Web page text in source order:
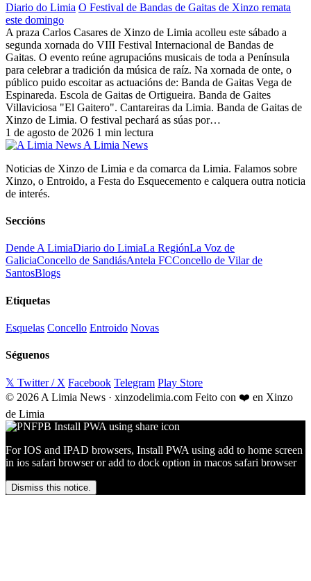
Diario do Limia O Festival de Bandas de Gaitas de Xinzo remata
este domingo
A praza Carlos Casares de Xinzo de Limia acolleu este sábado a
segunda xornada do VIII Festival Internacional de Bandas de
Gaitas. O evento reúne agrupacións musicais de toda a Península
para celebrar a tradición da música de raíz. Na xornada de onte, o
público puido escoitar as actuacións de: Banda de Gaitas Vega de
Espinareda. Escola de Gaitas de Ortigueira. Banda de Gaites
Villaviciosa "El Gaitero". Cantareiras da Limia. Banda de Gaitas de
Xinzo de Limia. O festival pechará as súas por…
1 de agosto de 2026 1 min lectura
A Limia News
Noticias de Xinzo de Limia e da comarca da Limia. Falamos sobre
Xinzo, o Entroido, a Festa do Esquecemento e calquera outra noticia
de interés.
Seccións
Dende A LimiaDiario do LimiaLa RegiónLa Voz de
GaliciaConcello de SandiásAntela FCConcello de Vilar de
SantosBlogs
Etiquetas
Esquelas Concello Entroido Novas
Séguenos
𝕏 Twitter / X Facebook Telegram Play Store
© 2026 A Limia News · xinzodelimia.com Feito con ❤️ en Xinzo
de Limia
For IOS and IPAD browsers, Install PWA using add to home screen
in ios safari browser or add to dock option in macos safari browser
Dismiss this notice.